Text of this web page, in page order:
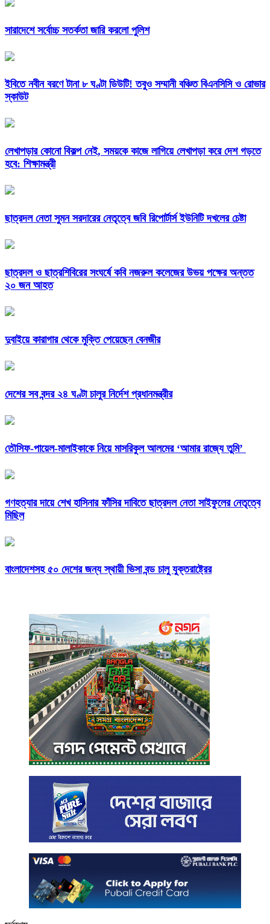
সারাদেশে সর্বোচ্চ সতর্কতা জারি করলো পুলিশ
ইবিতে নবীন বরণে টানা ৮ ঘণ্টা ডিউটি! তবুও সম্মানী বঞ্চিত বিএনসিসি ও রোভার
স্কাউট
লেখাপড়ার কোনো বিকল্প নেই, সময়কে কাজে লাগিয়ে লেখাপড়া করে দেশ গড়তে
হবে: শিক্ষামন্ত্রী
ছাত্রদল নেতা সুমন সরদারের নেতৃত্বে জবি রিপোর্টার্স ইউনিটি দখলের চেষ্টা
ছাত্রদল ও ছাত্রশিবিরের সংঘর্ষে কবি নজরুল কলেজের উভয় পক্ষের অন্তত
২০ জন আহত
দুবাইয়ে কারাগার থেকে মুক্তি পেয়েছেন বেনজীর
দেশের সব বন্দর ২৪ ঘণ্টা চালুর নির্দেশ প্রধানমন্ত্রীর
তৌসিফ-পায়েল-মালাইকাকে নিয়ে মাসরিকুল আলমের ‘আমার রাজ্যে তুমি’
গণহত্যার দায়ে শেখ হাসিনার ফাঁসির দাবিতে ছাত্রদল নেতা সাইফুলের নেতৃত্বে
মিছিল
বাংলাদেশসহ ৫০ দেশের জন্য স্থায়ী ভিসা বন্ড চালু যুক্তরাষ্ট্রের